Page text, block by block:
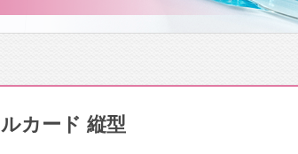
カード 縦型